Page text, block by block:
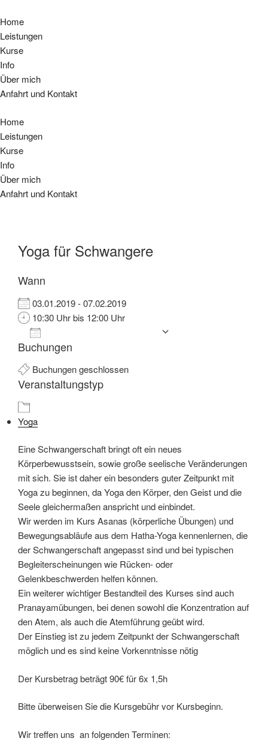
Home
Leistungen
Kurse
Info
Über mich
Anfahrt und Kontakt
Home
Leistungen
Kurse
Info
Über mich
Anfahrt und Kontakt
Yoga für Schwangere
Wann
03.01.2019 - 07.02.2019
10:30 Uhr bis 12:00 Uhr
ICS herunterladen
Google Kalender
Buchungen
Buchungen geschlossen
Veranstaltungstyp
Yoga
Eine Schwangerschaft bringt oft ein neues
Körperbewusstsein, sowie große seelische Veränderungen
mit sich. Sie ist daher ein besonders guter Zeitpunkt mit
Yoga zu beginnen, da Yoga den Körper, den Geist und die
Seele gleichermaßen anspricht und einbindet.
Wir werden im Kurs Asanas (körperliche Übungen) und
Bewegungsabläufe aus dem Hatha-Yoga kennenlernen, die
der Schwangerschaft angepasst sind und bei typischen
Begleiterscheinungen wie Rücken- oder
Gelenkbeschwerden helfen können.
Ein weiterer wichtiger Bestandteil des Kurses sind auch
Pranayamübungen, bei denen sowohl die Konzentration auf
den Atem, als auch die Atemführung geübt wird.
Der Einstieg ist zu jedem Zeitpunkt der Schwangerschaft
möglich und es sind keine Vorkenntnisse nötig
Der Kursbetrag beträgt 90€ für 6x 1,5h
Bitte überweisen Sie die Kursgebühr vor Kursbeginn.
Wir treffen uns an folgenden Terminen: